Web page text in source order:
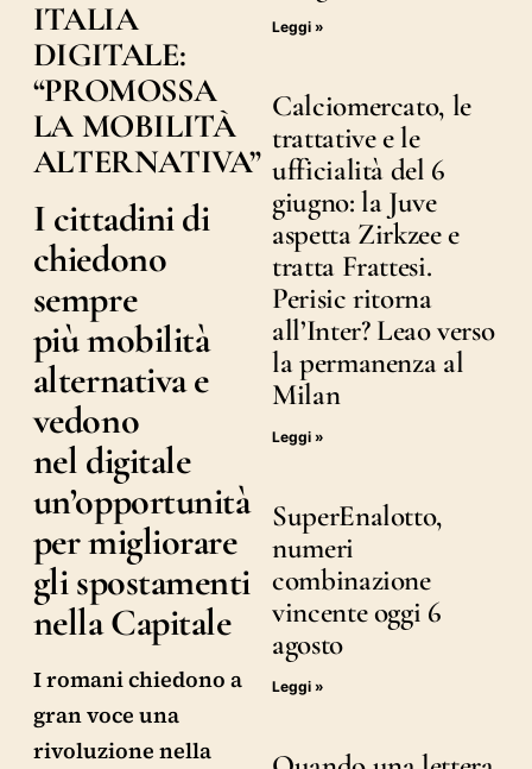
ITALIA
DIGITALE:
“PROMOSSA
LA MOBILITÀ
ALTERNATIVA”
I cittadini di
chiedono
sempre
più mobilità
alternativa e
vedono
nel digitale
un’opportunità
per migliorare
gli spostamenti
nella Capitale
I romani chiedono a
gran voce una
rivoluzione nella
Leggi »
Calciomercato, le
trattative e le
ufficialità del 6
giugno: la Juve
aspetta Zirkzee e
tratta Frattesi.
Perisic ritorna
all’Inter? Leao verso
la permanenza al
Milan
Leggi »
SuperEnalotto,
numeri
combinazione
vincente oggi 6
agosto
Leggi »